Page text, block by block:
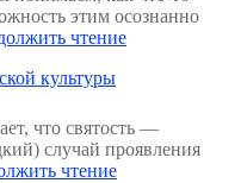
этим осознанно
чтение
как
мы
культуры
что святость —
случай проявления
чтение"Святость